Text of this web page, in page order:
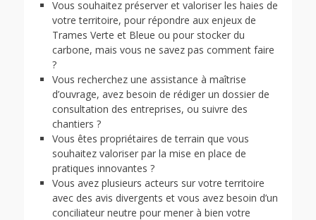
Vous souhaitez préserver et valoriser les haies de
votre territoire, pour répondre aux enjeux de
Trames Verte et Bleue ou pour stocker du
carbone, mais vous ne savez pas comment faire
?
Vous recherchez une assistance à maîtrise
d’ouvrage, avez besoin de rédiger un dossier de
consultation des entreprises, ou suivre des
chantiers ?
Vous êtes propriétaires de terrain que vous
souhaitez valoriser par la mise en place de
pratiques innovantes ?
Vous avez plusieurs acteurs sur votre territoire
avec des avis divergents et vous avez besoin d’un
conciliateur neutre pour mener à bien votre